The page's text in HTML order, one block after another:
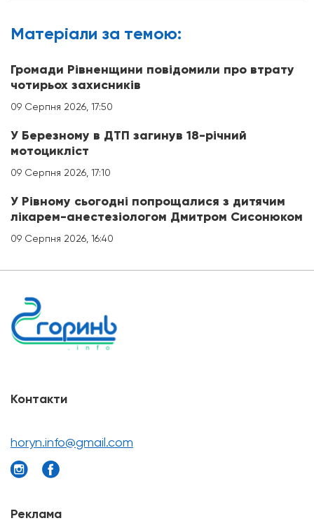
Матерiали за темою:
Громади Рівненщини повідомили про втрату
чотирьох захисників
09 Серпня 2026, 17:50
У Березному в ДТП загинув 18-річний
мотоцикліст
09 Серпня 2026, 17:10
У Рівному сьогодні попрощалися з дитячим
лікарем-анестезіологом Дмитром Сисонюком
09 Серпня 2026, 16:40
Контакти
horyn.info@gmail.com
Реклама